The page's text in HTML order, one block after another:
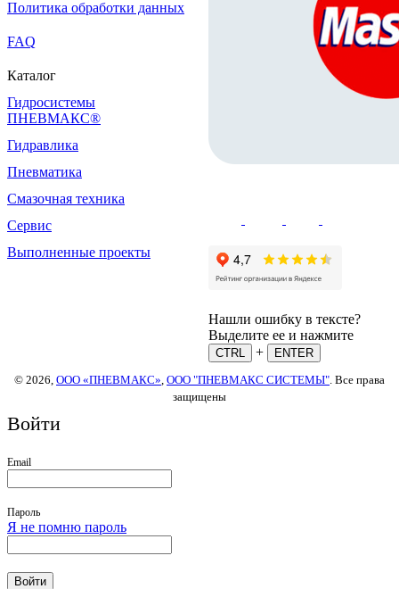
Политика обработки данных
FAQ
Каталог
Гидросистемы
ПНЕВМАКС®
Гидравлика
Пневматика
Смазочная техника
Сервис
Выполненные проекты
Нашли ошибку в тексте?
Выделите ее и нажмите
CTRL +
ENTER
© 2026, ООО «ПНЕВМАКС», ООО "ПНЕВМАКС СИСТЕМЫ". Все права
защищены
Войти
Email
Пароль
Я не помню пароль
Войти